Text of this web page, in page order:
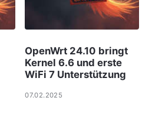
OpenWrt 24.10 bringt
Kernel 6.6 und erste
WiFi 7 Unterstützung
07.02.2025